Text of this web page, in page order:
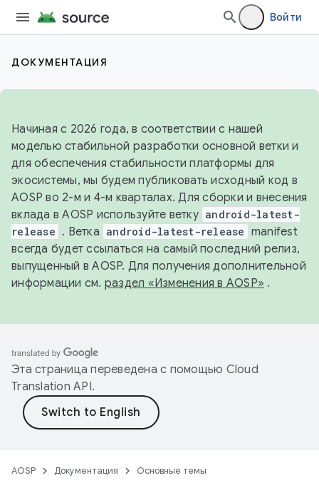
Войти
ДОКУМЕНТАЦИЯ
Начиная с 2026 года, в соответствии с нашей
моделью стабильной разработки основной ветки и
для обеспечения стабильности платформы для
экосистемы, мы будем публиковать исходный код в
AOSP во 2-м и 4-м кварталах. Для сборки и внесения
вклада в AOSP используйте ветку android-latest-
release . Ветка android-latest-release manifest
всегда будет ссылаться на самый последний релиз,
выпущенный в AOSP. Для получения дополнительной
информации см. раздел «Изменения в AOSP» .
Эта страница переведена с помощью Cloud
Translation API.
AOSP Документация Основные темы